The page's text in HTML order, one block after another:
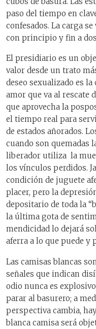
paso del tiempo en
confesados. La carga
con principio y fin a
El presidiario es un
valor desde un trato
deseo sexualizado es
amor que va al rescate
que aprovecha la
el tiempo real para
de estados añorados.
cuando son quemadas
liberador utiliza la
los vínculos perdidos.
condición de juguete
placer, pero la
depositario de toda la
la última gota de
mendicidad lo dejará
aferra a lo que puede y
Las camisas blancas
señales que indican
odio nunca es
parar al basurero; a
perspectiva cambia,
blanca camisa será